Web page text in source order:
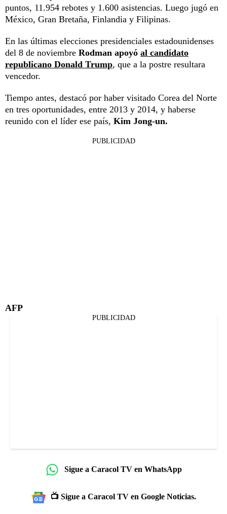
puntos, 11.954 rebotes y 1.600 asistencias. Luego jugó en
México, Gran Bretaña, Finlandia y Filipinas.
En las últimas elecciones presidenciales estadounidenses
del 8 de noviembre Rodman apoyó al candidato
republicano Donald Trump, que a la postre resultara
vencedor.
Tiempo antes, destacó por haber visitado Corea del Norte
en tres oportunidades, entre 2013 y 2014, y haberse
reunido con el líder ese país, Kim Jong-un.
PUBLICIDAD
AFP
PUBLICIDAD
Sigue a Caracol TV en WhatsApp
📺 Sigue a Caracol TV en Google Noticias.